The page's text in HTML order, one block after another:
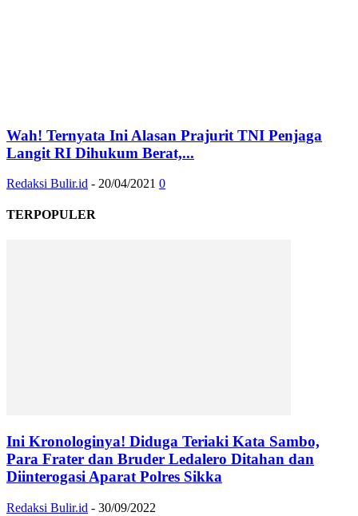
Wah! Ternyata Ini Alasan Prajurit TNI Penjaga
Langit RI Dihukum Berat,...
Redaksi Bulir.id - 20/04/2021 0
TERPOPULER
Ini Kronologinya! Diduga Teriaki Kata Sambo,
Para Frater dan Bruder Ledalero Ditahan dan
Diinterogasi Aparat Polres Sikka
Redaksi Bulir.id - 30/09/2022